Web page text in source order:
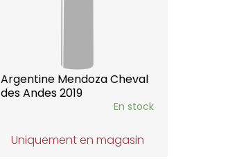
Argentine Mendoza Cheval
des Andes 2019
En stock
Uniquement en magasin